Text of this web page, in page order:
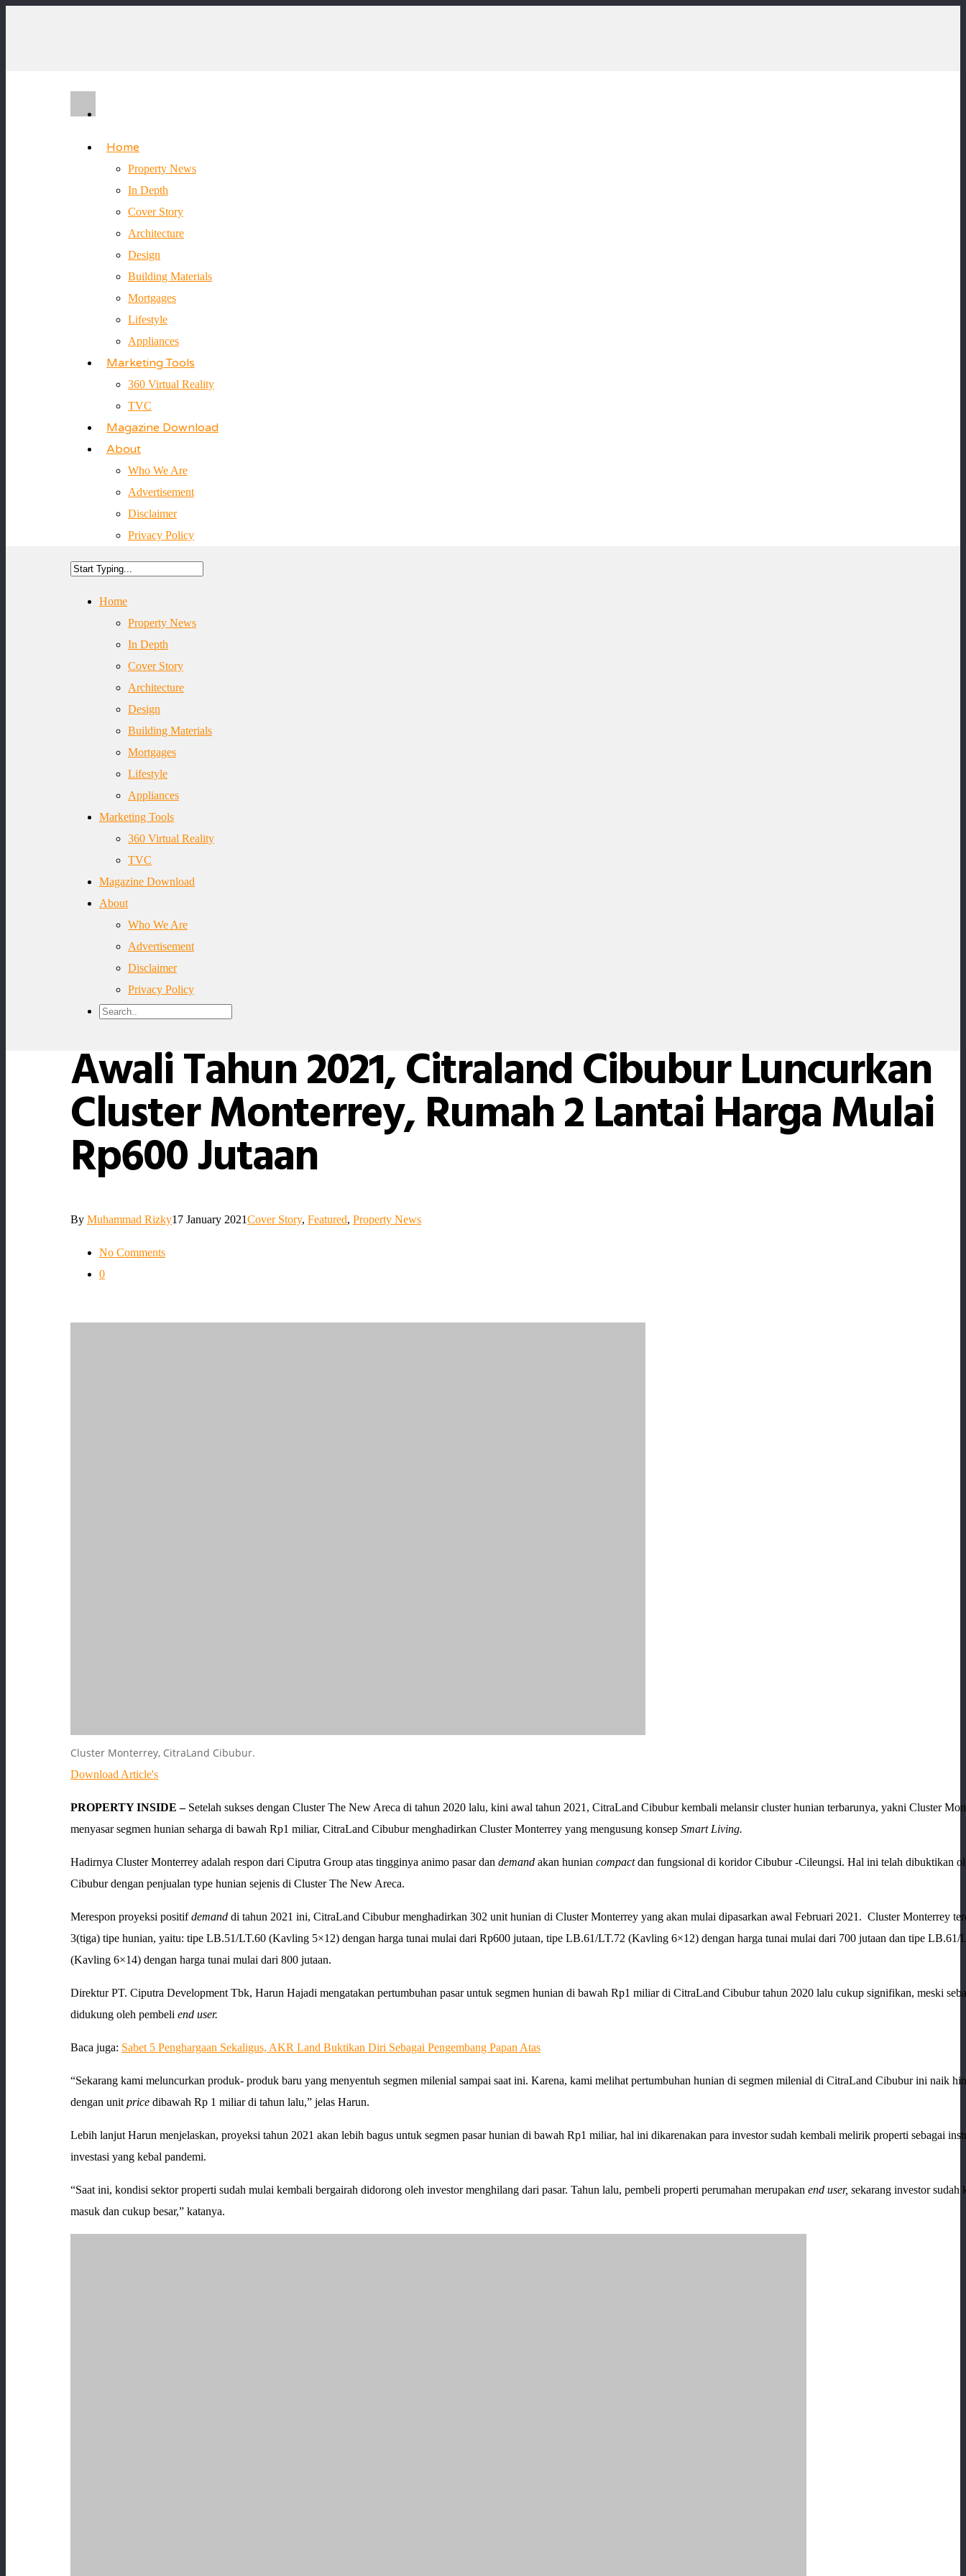
Home
Property News
In Depth
Cover Story
Architecture
Design
Building Materials
Mortgages
Lifestyle
Appliances
Marketing Tools
360 Virtual Reality
TVC
Magazine Download
About
Who We Are
Advertisement
Disclaimer
Privacy Policy
Home
Property News
In Depth
Cover Story
Architecture
Design
Building Materials
Mortgages
Lifestyle
Appliances
Marketing Tools
360 Virtual Reality
TVC
Magazine Download
About
Who We Are
Advertisement
Disclaimer
Privacy Policy
Awali Tahun 2021, Citraland Cibubur Luncurkan
Cluster Monterrey, Rumah 2 Lantai Harga Mulai
Rp600 Jutaan
By Muhammad Rizky17 January 2021Cover Story, Featured, Property News
No Comments
0
Cluster Monterrey, CitraLand Cibubur.
Download Article's
PROPERTY INSIDE –Setelah sukses dengan Cluster The New Areca di tahun 2020 lalu, kini awal tahun 2021, CitraLand Cibubur kembali melansir cluster hunian terbarunya, yakni Cluster
menyasar segmen hunian seharga di bawah Rp1 miliar, CitraLand Cibubur menghadirkan Cluster Monterrey yang mengusung konsep Smart Living.
Hadirnya Cluster Monterrey adalah respon dari Ciputra Group atas tingginya animo pasar dan demand akan hunian compactdan fungsional di koridor Cibubur -Cileungsi. Hal ini telah dibuktikan
Cibubur dengan penjualan type hunian sejenis di Cluster The New Areca.
Merespon proyeksi positifdemand di tahun 2021 ini, CitraLand Cibubur menghadirkan 302 unit hunian di Cluster Monterrey yang akan mulai dipasarkan awal Februari 2021. Cluster Monterrey
3(tiga) tipe hunian, yaitu: tipe LB.51/LT.60 (Kavling 5×12) dengan harga tunai mulai dari Rp600 jutaan, tipe LB.61/LT.72 (Kavling 6×12) dengan harga tunai mulai dari 700 jutaan dan tipe LB.61/
(Kavling 6×14) dengan harga tunai mulai dari 800 jutaan.
Direktur PT. Ciputra Development Tbk, Harun Hajadi mengatakan pertumbuhan pasar untuk segmen hunian di bawah Rp1 miliar di CitraLand Cibubur tahun 2020 lalu cukup signifikan, meski
didukung oleh pembeli end user.
Baca juga: Sabet 5 Penghargaan Sekaligus, AKR Land Buktikan Diri Sebagai Pengembang Papan Atas
“Sekarang kami meluncurkan produk- produk baru yang menyentuh segmen milenial sampai saat ini. Karena, kami melihat pertumbuhan hunian di segmen milenial di CitraLand Cibubur ini naik
dengan unit price dibawah Rp 1 miliar di tahun lalu,” jelas Harun.
Lebih lanjut Harun menjelaskan, proyeksi tahun 2021 akan lebih bagus untuk segmen pasar hunian di bawah Rp1 miliar, hal ini dikarenakan para investor sudah kembali melirik properti sebagai
investasi yang kebal pandemi.
“Saat ini, kondisi sektor properti sudah mulai kembali bergairah didorong oleh investor menghilang dari pasar. Tahun lalu, pembeli properti perumahan merupakan end user, sekarang investor sudah
masuk dan cukup besar,” katanya.